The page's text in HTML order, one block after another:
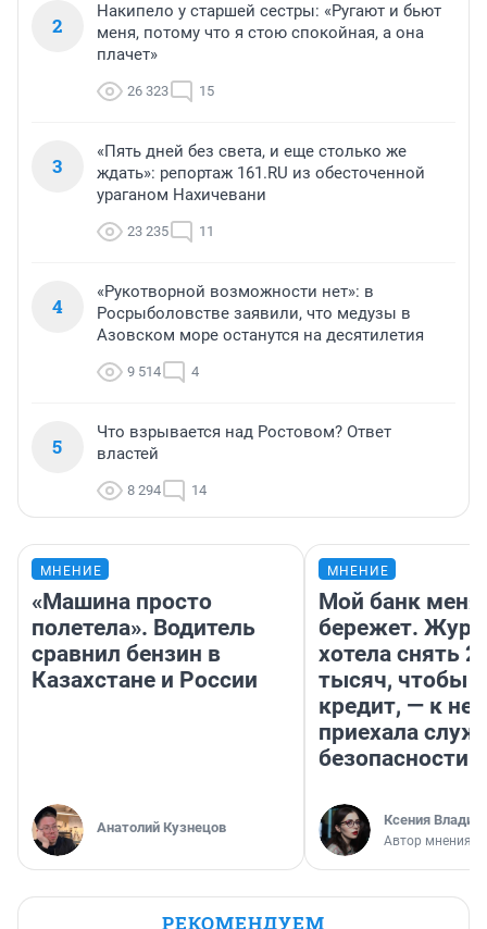
2
Накипело у старшей сестры: «Ругают и бьют
меня, потому что я стою спокойная, а она
плачет»
26 323 15
3
«Пять дней без света, и еще столько же
ждать»: репортаж 161.RU из обесточенной
ураганом Нахичевани
23 235 11
4
«Рукотворной возможности нет»: в
Росрыболовстве заявили, что медузы в
Азовском море останутся на десятилетия
9 514 4
5
Что взрывается над Ростовом? Ответ
властей
8 294 14
МНЕНИЕ
«Машина просто
полетела». Водитель
сравнил бензин в
Казахстане и России
Анатолий Кузнецов
МНЕНИЕ
Мой банк меня
бережет.
хотела снять
тысяч, чтобы
кредит, — к
приехала
безопасности
Ксения
Автор мнения
РЕКОМЕНДУЕМ